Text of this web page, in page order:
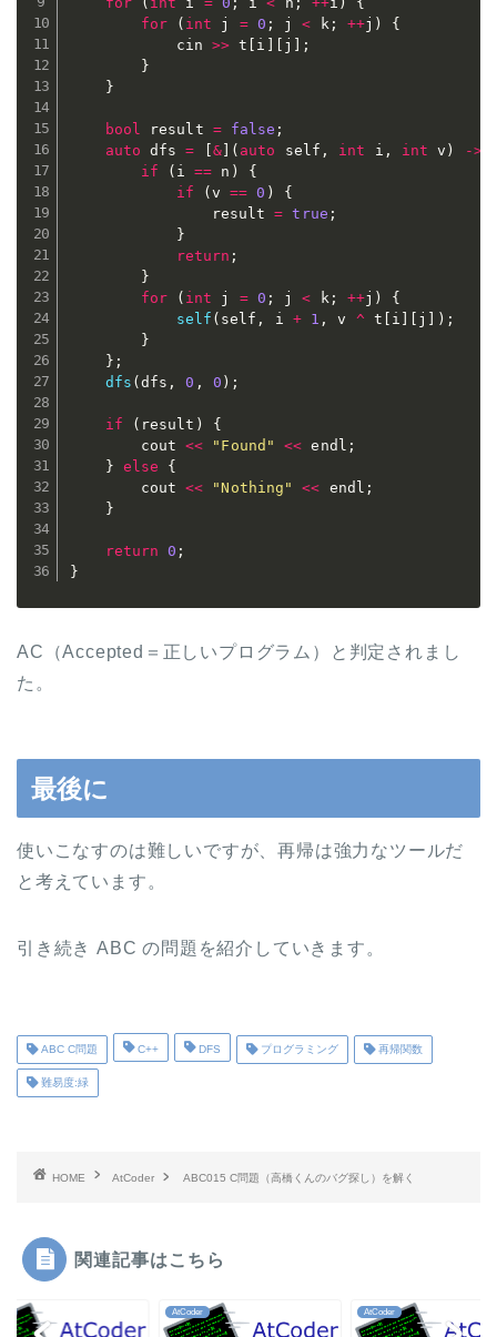
for
( int j = 0 ; j < k ; ++j )
{
			cin
>> t i j
;
}
}
bool result = false ;
auto dfs = &] ( auto self , int i , int v ) ->
if
( i == n )
{
if
( v == 0 )
{
				result
= true ;
}
return ;
}
for
( int j = 0 ; j < k ; ++j )
{
self ( self , i + 1 , v ^ t i j ) ;
}
} ;
dfs ( dfs , 0 , 0 ) ;
if ( result )
{
		cout
<< "Found" << endl ;
} else
{
		cout
<< "Nothing" << endl ;
}
return 0 ;
}
AC（Accepted＝正しいプログラム）と判定されまし
た。
最後に
使いこなすのは難しいですが、再帰は強力なツールだ
と考えています。
引き続き ABC の問題を紹介していきます。
ABC C問題 C++ DFS プログラミング 再帰関数
難易度:緑
HOME AtCoder ABC015 C問題（高橋くんのバグ探し）を解く
関連記事はこちら
AtCoder AtCoder